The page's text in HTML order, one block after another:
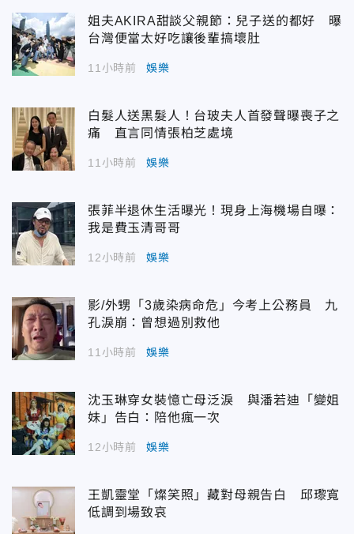
姐夫AKIRA甜談父親節：兒子送的都好 曝
台灣便當太好吃讓後輩搞壞肚
11小時前 娛樂
白髮人送黑髮人！台玻夫人首發聲曝喪子之
痛 直言同情張柏芝處境
11小時前 娛樂
張菲半退休生活曝光！現身上海機場自曝：
我是費玉清哥哥
12小時前 娛樂
影/外甥「3歲染病命危」今考上公務員 九
孔淚崩：曾想過別救他
11小時前 娛樂
沈玉琳穿女裝憶亡母泛淚 與潘若迪「變姐
妹」告白：陪他瘋一次
12小時前 娛樂
王凱靈堂「燦笑照」藏對母親告白 邱瓈寬
低調到場致哀